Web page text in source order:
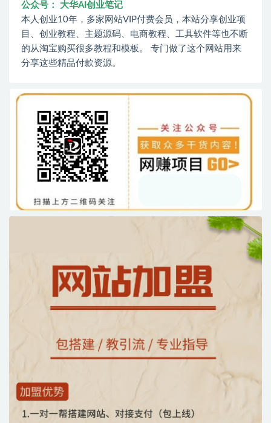
公众号： 大华AI创业笔记
本人创业10年，多家网站VIP付费会员，本站分享创业项
目、创业教程、主题源码、电商教程、工具软件等也不断
的从淘宝购买很多教程和模板。 专门做了这个网站用来
分享这些精品付款资源。